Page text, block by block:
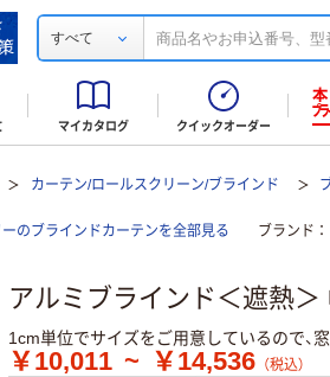
すべて
マイカタログ クイックオーダー
カーテン/ロールスクリーン/ブラインド
ーのブラインドカーテンを全部見る ブランド
アルミブラインド＜遮熱
1cm単位でサイズをご用意しているので、
￥10,011 ~ ￥14,536 （税込）